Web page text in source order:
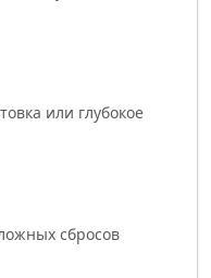
или глубокое
сбросов